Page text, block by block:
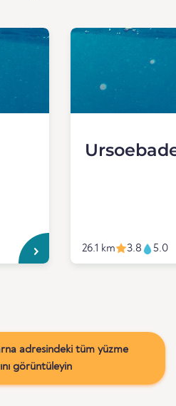
26.1 km 3.8 5.0
adresindeki tüm yüzme
görüntüleyin